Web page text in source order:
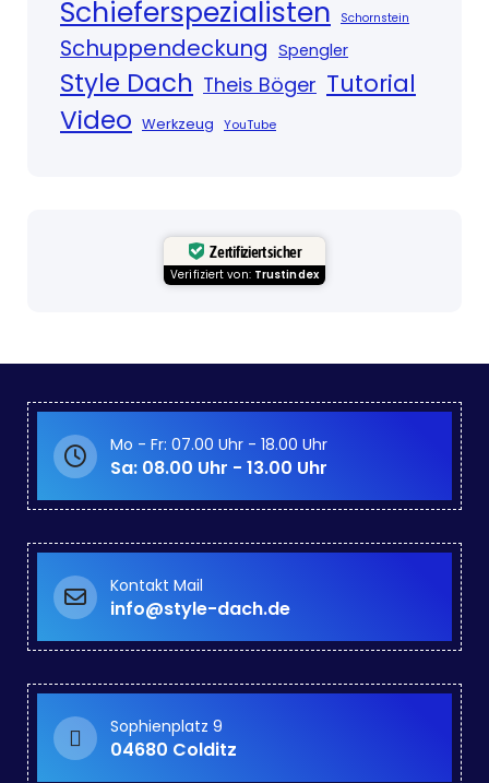
Schieferspezialisten Schornstein
Schuppendeckung Spengler
Style Dach Theis Böger Tutorial
Video Werkzeug YouTube
Zertifiziert sicher
Verifiziert von: Trustindex
Mo - Fr: 07.00 Uhr - 18.00 Uhr
Sa: 08.00 Uhr - 13.00 Uhr
Kontakt Mail
info@style-dach.de
Sophienplatz 9
04680 Colditz